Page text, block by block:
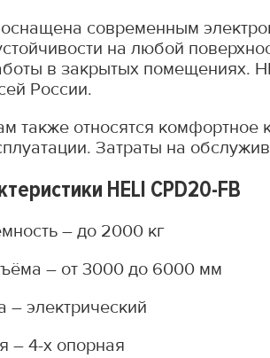
современным
на любой
в закрытых помещениях.
России.
также относятся комфортное
Затраты на
HELI CPD20-FB
– до 2000 кг
– от 3000 до 6000 мм
– электрический
– 4-х опорная